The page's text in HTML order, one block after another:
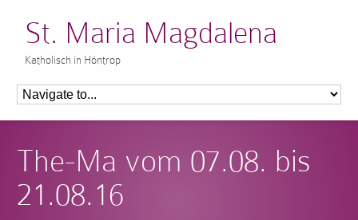
St. Maria Magdalena
Katholisch in Höntrop
The-Ma vom 07.08. bis
21.08.16